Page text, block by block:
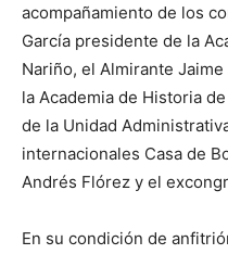
acompañamiento de los
García presidente de la
Nariño, el Almirante
la Academia de Historia
de la Unidad
internacionales Casa de
Andrés Flórez y el
En su condición de